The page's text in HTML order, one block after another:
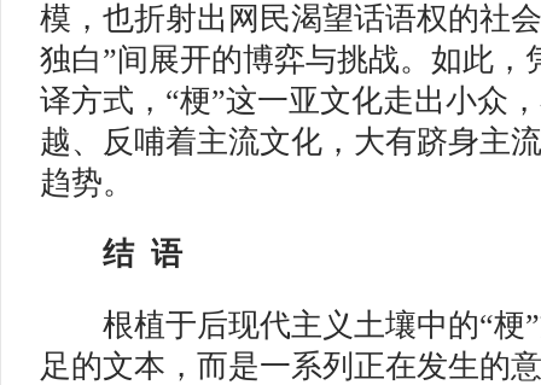
模，也折射出网民渴望话语权的社
独白”间展开的博弈与挑战。如此，
译方式，“梗”这一亚文化走出小众
越、反哺着主流文化，大有跻身主
趋势。
结 语
根植于后现代主义土壤中的“梗”
足的文本，而是一系列正在发生的